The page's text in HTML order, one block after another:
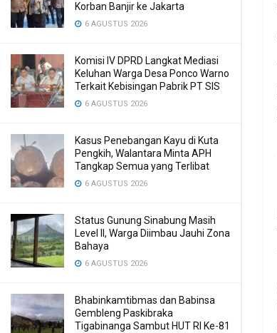
Korban Banjir ke Jakarta
6 AGUSTUS 2026
Komisi IV DPRD Langkat Mediasi
Keluhan Warga Desa Ponco Warno
Terkait Kebisingan Pabrik PT SIS
6 AGUSTUS 2026
Kasus Penebangan Kayu di Kuta
Pengkih, Walantara Minta APH
Tangkap Semua yang Terlibat
6 AGUSTUS 2026
Status Gunung Sinabung Masih
Level II, Warga Diimbau Jauhi Zona
Bahaya
6 AGUSTUS 2026
Bhabinkamtibmas dan Babinsa
Gembleng Paskibraka
Tigabinanga Sambut HUT RI Ke-81